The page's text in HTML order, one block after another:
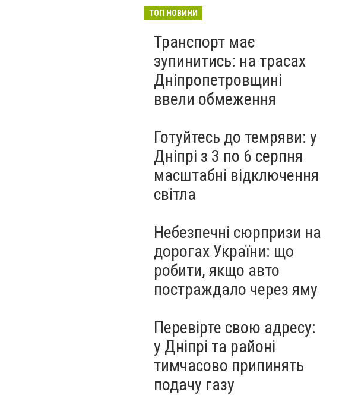
ТОП НОВИНИ
Транспорт має
зупинитись: на трасах
Дніпропетровщині
ввели обмеження
Готуйтесь до темряви: у
Дніпрі з 3 по 6 серпня
масштабні відключення
світла
Небезпечні сюрпризи на
дорогах України: що
робити, якщо авто
постраждало через яму
Перевірте свою адресу:
у Дніпрі та районі
тимчасово припинять
подачу газу